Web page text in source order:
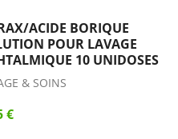
ACIDE BORIQUE
POUR LAVAGE
10 UNIDOSES
& SOINS
€